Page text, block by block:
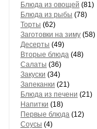
Блюда из овощей (81)
Блюда из рыбы (78)
Торты (62)
Заготовки на зиму (58)
Десерты (49)
Вторые блюда (48)
Салаты (36)
Закуски (34)
Запеканки (21)
Блюда из печени (21)
Напитки (18)
Первые блюда (12)
Соусы (4)